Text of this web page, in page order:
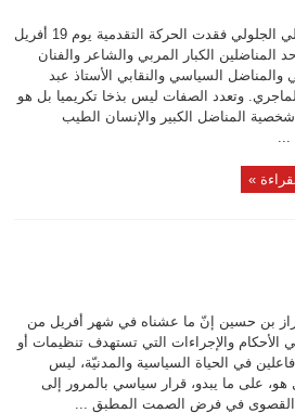
بقلم : علي الجلولي فقدت الحركة التقدمية يوم 19 أفريل
المناضلين الكبار المربي والشاعر والفنان
والمناضل السياسي والنقابي الأستاذ عبد
وتعدد الصفات ليس بذخا تكريميا بل هو
المناضل الكبير والإنسان الطيب
...
»
بن حسين إنّ ما عشناه في شهر أفريل من
الأحكام والإجراءات التي تستهدف تنظيمات أو
في الحياة السياسية والمدنيّة، ليس
على ما يبدو، قرار سياسي بالمرور إلى
القصوى في فرض الصمت المطبق ...